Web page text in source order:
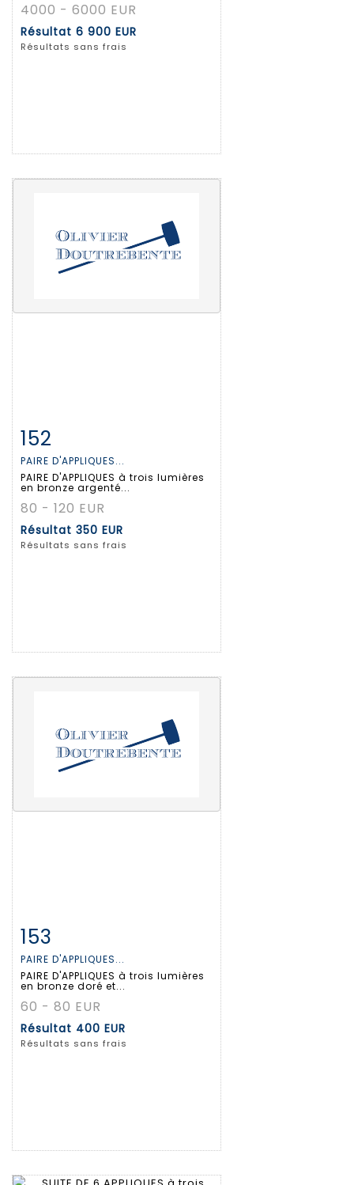
4000 - 6000 EUR
Résultat 6 900 EUR
Résultats sans frais
Fiche détaillée
152
PAIRE D'APPLIQUES...
PAIRE D'APPLIQUES à trois lumières
en bronze argenté...
80 - 120 EUR
Résultat 350 EUR
Résultats sans frais
Fiche détaillée
153
PAIRE D'APPLIQUES...
PAIRE D'APPLIQUES à trois lumières
en bronze doré et...
60 - 80 EUR
Résultat 400 EUR
Résultats sans frais